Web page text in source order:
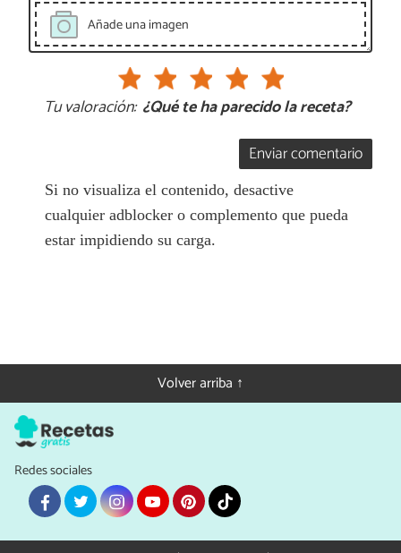
Añade una imagen
Tu valoración: ¿Qué te ha parecido la receta?
Enviar comentario
Si no visualiza el contenido, desactive
cualquier adblocker o complemento que pueda
estar impidiendo su carga.
Volver arriba ↑
Redes sociales